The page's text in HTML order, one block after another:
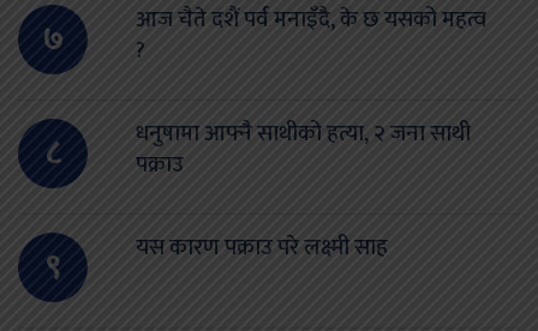
७
आज चैते दशैं पर्व मनाइँदै, के छ यसको महत्व
?
८
धनुषामा आफ्नै साथीको हत्या, २ जना साथी
पक्राउ
९ यस कारण पक्राउ परे लक्ष्मी साह